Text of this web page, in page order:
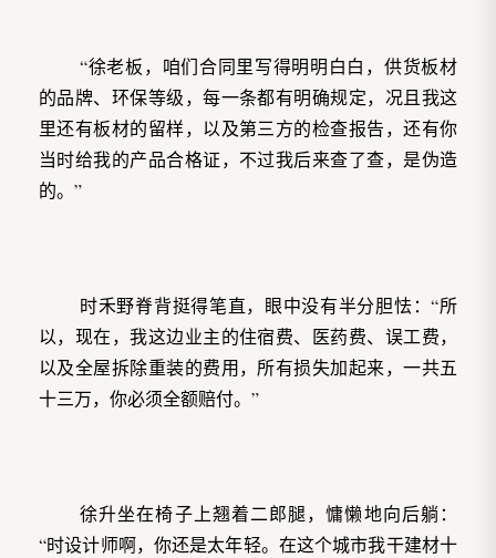
“徐老板，咱们合同里写得明明白白，供货板材
的品牌、环保等级，每一条都有明确规定，况且我这
里还有板材的留样，以及第三方的检查报告，还有你
当时给我的产品合格证，不过我后来查了查，是伪造
的。”
时禾野脊背挺得笔直，眼中没有半分胆怯：“所
以，现在，我这边业主的住宿费、医药费、误工费，
以及全屋拆除重装的费用，所有损失加起来，一共五
十三万，你必须全额赔付。”
徐升坐在椅子上翘着二郎腿，慵懒地向后躺：
“时设计师啊，你还是太年轻。在这个城市我干建材十